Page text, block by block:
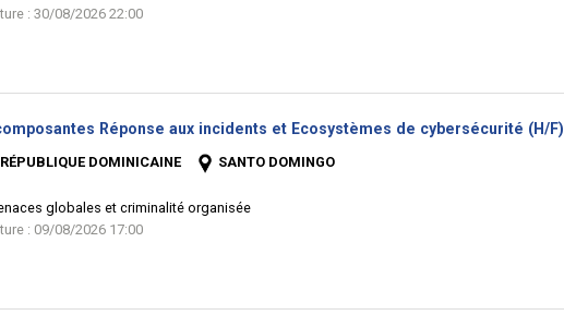
: 30/08/2026 22:00
Réponse aux incidents et Ecosystèmes de cybersécurité (H/F)
RÉPUBLIQUE DOMINICAINE
SANTO DOMINGO
globales et criminalité organisée
: 09/08/2026 17:00